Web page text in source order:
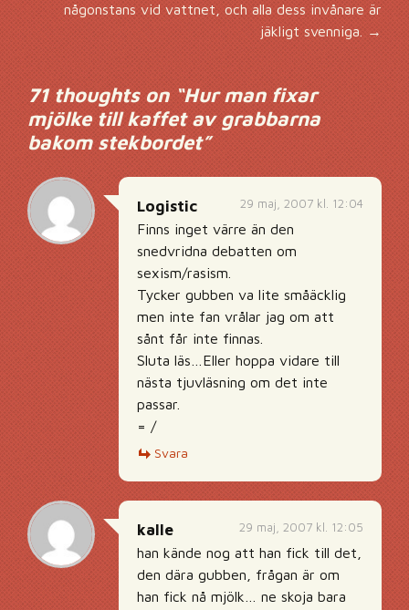
någonstans vid vattnet, och alla dess invånare är
jäkligt svenniga. →
71 thoughts on “Hur man fixar
mjölke till kaffet av grabbarna
bakom stekbordet”
29 maj, 2007 kl. 12:04
Logistic
Finns inget värre än den
snedvridna debatten om
sexism/rasism.
Tycker gubben va lite småäcklig
men inte fan vrålar jag om att
sånt får inte finnas.
Sluta läs…Eller hoppa vidare till
nästa tjuvläsning om det inte
passar.
= /
Svara
29 maj, 2007 kl. 12:05
kalle
han kände nog att han fick till det,
den dära gubben, frågan är om
han fick nå mjölk… ne skoja bara